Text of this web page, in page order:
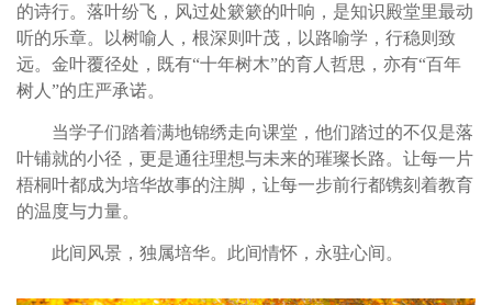
的诗行。落叶纷飞，风过处簌簌的叶响，是知识殿堂里最动
听的乐章。以树喻人，根深则叶茂，以路喻学，行稳则致
远。金叶覆径处，既有“十年树木”的育人哲思，亦有“百年
树人”的庄严承诺。
当学子们踏着满地锦绣走向课堂，他们踏过的不仅是落
叶铺就的小径，更是通往理想与未来的璀璨长路。让每一片
梧桐叶都成为培华故事的注脚，让每一步前行都镌刻着教育
的温度与力量。
此间风景，独属培华。此间情怀，永驻心间。